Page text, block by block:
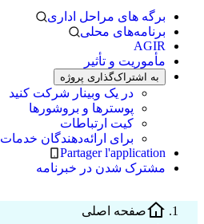
برگه های مراحل اداری
برنامه‌های محلی
AGIR
مأموریت و تأثیر
به اشتراک‌گذاری پروژه
در یک وبینار شرکت کنید
پوسترها و بروشورها
کیت ارتباطات
برای ارائه‌دهندگان خدمات AGIR
Partager l'application
مشترک شدن در خبرنامه
صفحه اصلی